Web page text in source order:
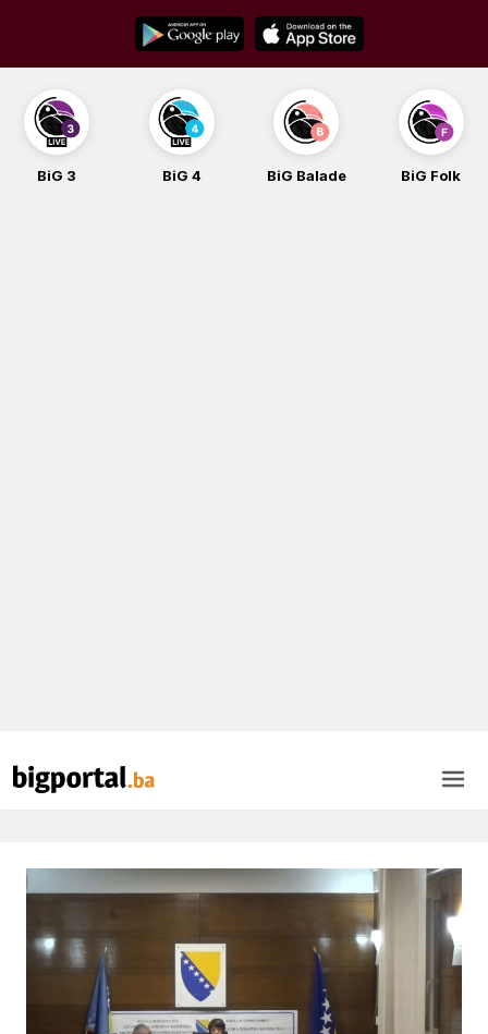
content
BiG 3 BiG 4 BiG Balade BiG Folk